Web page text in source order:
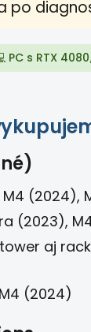
po
PC s RTX
(2024),
(2023),
aj
(2024)